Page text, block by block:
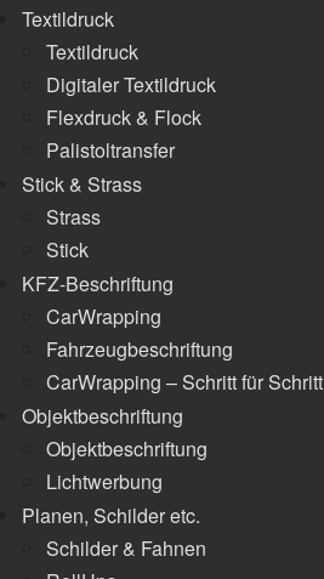
Textildruck
Textildruck
Digitaler Textildruck
Flexdruck & Flock
Palistoltransfer
Stick & Strass
Strass
Stick
KFZ-Beschriftung
CarWrapping
Fahrzeugbeschriftung
CarWrapping – Schritt für Schritt
Objektbeschriftung
Objektbeschriftung
Lichtwerbung
Planen, Schilder etc.
Schilder & Fahnen